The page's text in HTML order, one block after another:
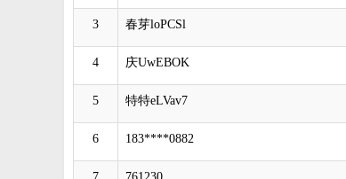
3 春芽loPCSl
4 庆UwEBOK
5 特特eLVav7
6 183****0882